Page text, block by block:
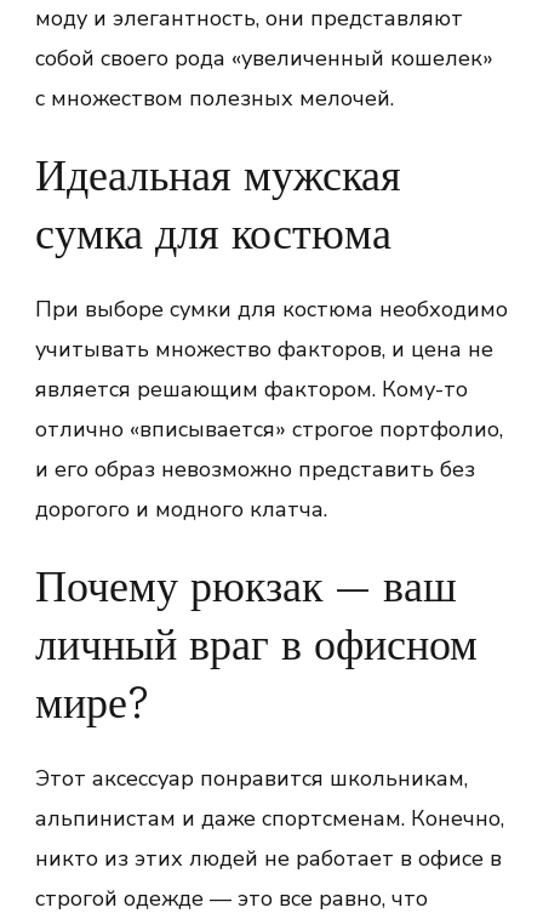
моду и элегантность, они представляют
собой своего рода «увеличенный кошелек»
с множеством полезных мелочей.
Идеальная мужская
сумка для костюма
При выборе сумки для костюма необходимо
учитывать множество факторов, и цена не
является решающим фактором. Кому-то
отлично «вписывается» строгое портфолио,
и его образ невозможно представить без
дорогого и модного клатча.
Почему рюкзак — ваш
личный враг в офисном
мире?
Этот аксессуар понравится школьникам,
альпинистам и даже спортсменам. Конечно,
никто из этих людей не работает в офисе в
строгой одежде — это все равно, что